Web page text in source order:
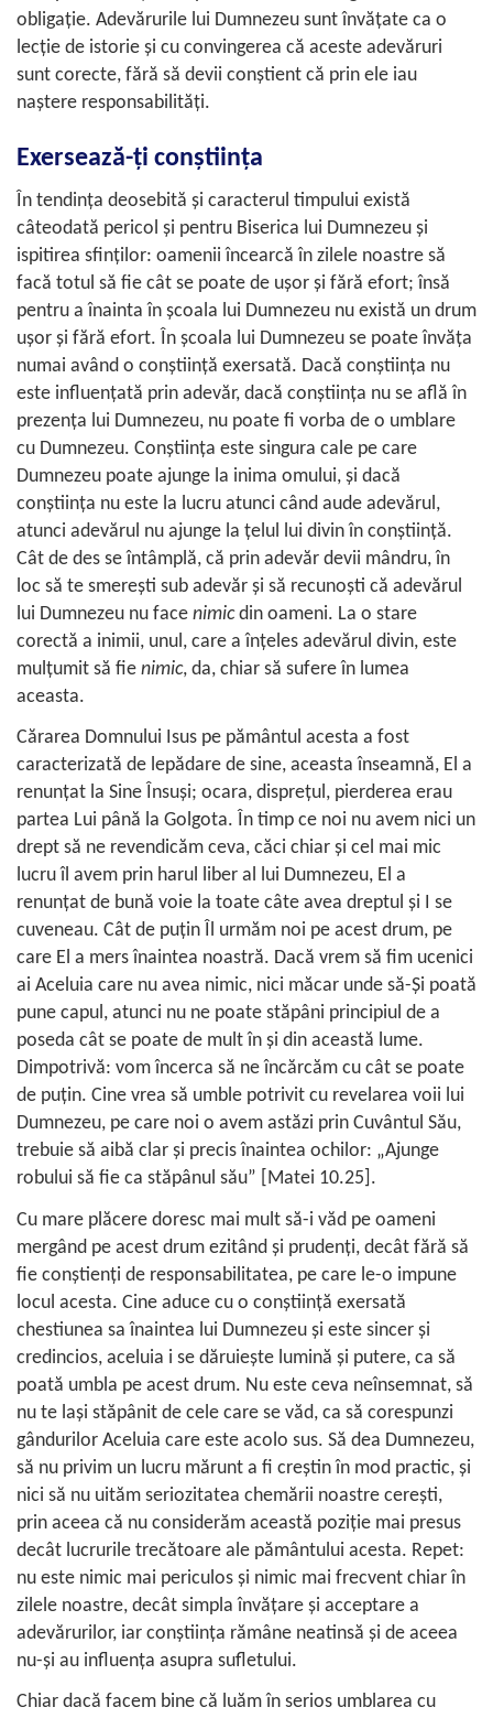
obligaţie. Adevărurile lui Dumnezeu sunt învăţate ca o
lecţie de istorie şi cu convingerea că aceste adevăruri
sunt corecte, fără să devii conştient că prin ele iau
naştere responsabilităţi.
Exersează-ţi conştiinţa
În tendinţa deosebită şi caracterul timpului există
câteodată pericol şi pentru Biserica lui Dumnezeu şi
ispitirea sfinţilor: oamenii încearcă în zilele noastre să
facă totul să fie cât se poate de uşor şi fără efort; însă
pentru a înainta în şcoala lui Dumnezeu nu există un drum
uşor şi fără efort. În şcoala lui Dumnezeu se poate învăţa
numai având o conştiinţă exersată. Dacă conştiinţa nu
este influenţată prin adevăr, dacă conştiinţa nu se află în
prezenţa lui Dumnezeu, nu poate fi vorba de o umblare
cu Dumnezeu. Conştiinţa este singura cale pe care
Dumnezeu poate ajunge la inima omului, şi dacă
conştiinţa nu este la lucru atunci când aude adevărul,
atunci adevărul nu ajunge la ţelul lui divin în conştiinţă.
Cât de des se întâmplă, că prin adevăr devii mândru, în
loc să te smereşti sub adevăr şi să recunoşti că adevărul
lui Dumnezeu nu face nimicdin oameni. La o stare
corectă a inimii, unul, care a înţeles adevărul divin, este
mulţumit să fie nimic, da, chiar să sufere în lumea
aceasta.
Cărarea Domnului Isus pe pământul acesta a fost
caracterizată de lepădare de sine, aceasta înseamnă, El a
renunţat la Sine Însuşi; ocara, dispreţul, pierderea erau
partea Lui până la Golgota. În timp ce noi nu avem nici un
drept să ne revendicăm ceva, căci chiar şi cel mai mic
lucru îl avem prin harul liber al lui Dumnezeu, El a
renunţat de bună voie la toate câte avea dreptul şi I se
cuveneau. Cât de puţin Îl urmăm noi pe acest drum, pe
care El a mers înaintea noastră. Dacă vrem să fim ucenici
ai Aceluia care nu avea nimic, nici măcar unde să-Şi poată
pune capul, atunci nu ne poate stăpâni principiul de a
poseda cât se poate de mult în şi din această lume.
Dimpotrivă: vom încerca să ne încărcăm cu cât se poate
de puţin. Cine vrea să umble potrivit cu revelarea voii lui
Dumnezeu, pe care noi o avem astăzi prin Cuvântul Său,
trebuie să aibă clar şi precis înaintea ochilor: „Ajunge
robului să fie ca stăpânul său” [ Matei 10.25 ].
Cu mare plăcere doresc mai mult să-i văd pe oameni
mergând pe acest drum ezitând şi prudenţi, decât fără să
fie conştienţi de responsabilitatea, pe care le-o impune
locul acesta. Cine aduce cu o conştiinţă exersată
chestiunea sa înaintea lui Dumnezeu şi este sincer şi
credincios, aceluia i se dăruieşte lumină şi putere, ca să
poată umbla pe acest drum. Nu este ceva neînsemnat, să
nu te laşi stăpânit de cele care se văd, ca să corespunzi
gândurilor Aceluia care este acolo sus. Să dea Dumnezeu,
să nu privim un lucru mărunt a fi creştin în mod practic, şi
nici să nu uităm seriozitatea chemării noastre cereşti,
prin aceea că nu considerăm această poziţie mai presus
decât lucrurile trecătoare ale pământului acesta. Repet:
nu este nimic mai periculos şi nimic mai frecvent chiar în
zilele noastre, decât simpla învăţare şi acceptare a
adevărurilor, iar conştiinţa rămâne neatinsă şi de aceea
nu-şi au influenţa asupra sufletului.
Chiar dacă facem bine că luăm în serios umblarea cu